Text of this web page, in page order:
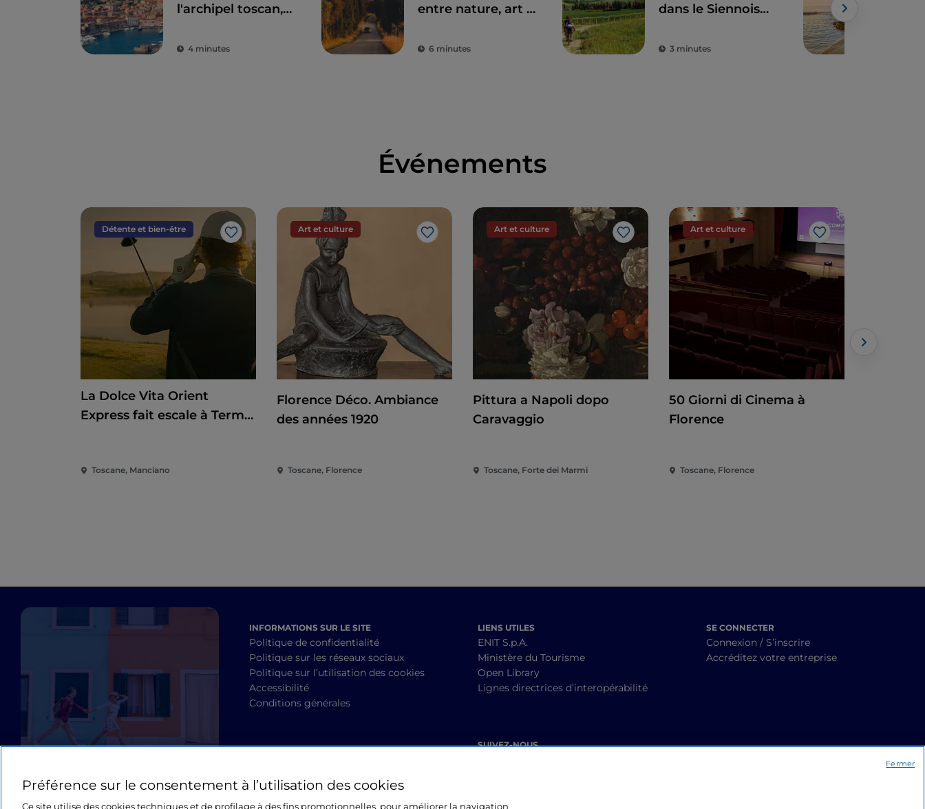
l'archipel toscan,
paradisiaque
4 minutes
entre nature, art et
6 minutes
dans le Siennois
thermales
3 minutes
Événements
Détente et bien-être
J’aime
La Dolce Vita Orient
Express fait escale à Terme
Toscane, Manciano
Art et culture
J’aime
Florence Déco. Ambiance
des années 1920
Toscane, Florence
Art et culture
J’aime
Pittura a Napoli dopo
Caravaggio
Toscane, Forte dei Marmi
Art et culture
J’aime
50 Giorni di Cinema à
Florence
Toscane, Florence
INFORMATIONS SUR LE SITE
Politique de confidentialité
Politique sur les réseaux sociaux
Politique sur l’utilisation des cookies
Accessibilité
Conditions générales
LIENS UTILES
ENIT S.p.A.
Ministère du Tourisme
Open Library
Lignes directrices d’interopérabilité
SUIVEZ-NOUS
SE CONNECTER
Connexion / S’inscrire
Accréditez votre entreprise
Préférence sur le consentement à l’utilisation des cookies
Ce site utilise des cookies techniques et de profilage à des fins promotionnelles, pour améliorer la navigation
Fermer